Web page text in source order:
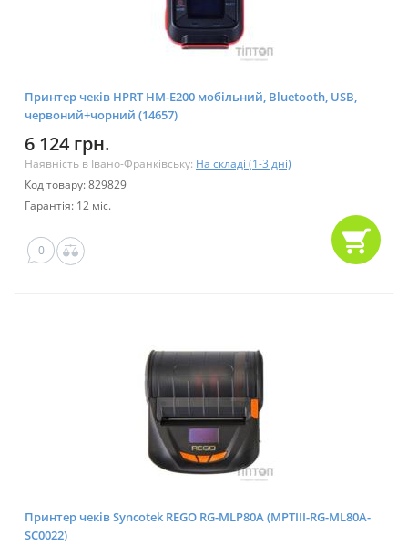
Принтер чеків HPRT HM-E200 мобільний, Bluetooth, USB,
червоний+чорний (14657)
6 124 грн.
Наявність в Івано-Франківську: На складі (1-3 дні)
Код товару: 829829
Гарантія: 12 міс.
0
Принтер чеків Syncotek REGO RG-MLP80A (MPTIII-RG-ML80A-
SC0022)